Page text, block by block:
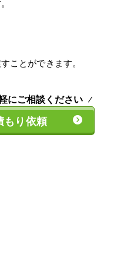
ことができます。
にご相談ください
もり依頼